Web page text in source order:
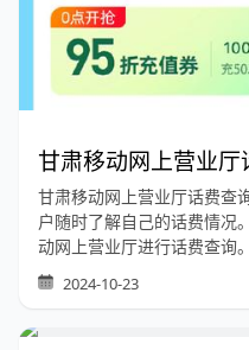
甘肃移动网上营业厅
甘肃移动网上营业厅话费查
户随时了解自己的话费情况
动网上营业厅进行话费查询。
2024-10-23